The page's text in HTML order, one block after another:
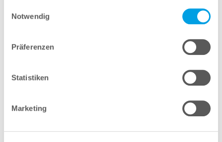
Notwendig
Präferenzen
Statistiken
Marketing
Anforderungen per Email an uns stellen. Wir melden
Jetzt anfragen
Zum gesamten HP-Portfolio